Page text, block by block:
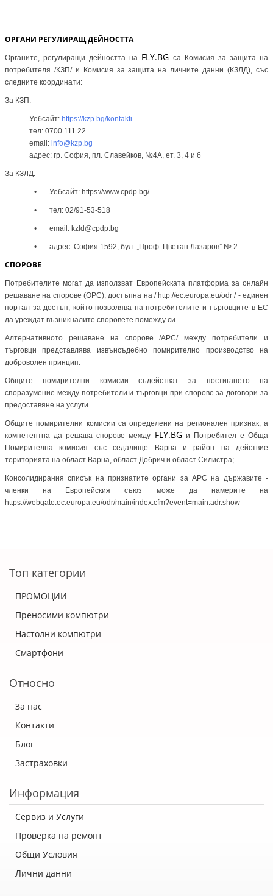
ОРГАНИ РЕГУЛИРАЩ ДЕЙНОСТТА
Органите, регулиращи дейността на FLY.BG са Комисия за защита на
потребителя /КЗП/ и Комисия за защита на личните данни (КЗЛД), със
следните координати:
За КЗП:
Уебсайт: https://kzp.bg/kontakti
тел: 0700 111 22
email: info@kzp.bg
адрес: гр. София, пл. Славейков, №4А, ет. 3, 4 и 6
За КЗЛД:
• Уебсайт: https://www.cpdp.bg/
• тел: 02/91-53-518
• email: kzld@cpdp.bg
• адрес: София 1592, бул. „Проф. Цветан Лазаров” № 2
СПОРОВЕ
Потребителите могат да използват Европейската платформа за онлайн
решаване на спорове (ОРС), достъпна на / http://ec.europa.eu/odr / - единен
портал за достъп, който позволява на потребителите и търговците в ЕС
да уреждат възникналите споровете помежду си.
Алтернативното решаване на спорове /АРС/ между потребители и
търговци представлява извънсъдебно помирително производство на
доброволен принцип.
Общите помирителни комисии съдействат за постигането на
споразумение между потребители и търговци при спорове за договори за
предоставяне на услуги.
Общите помирителни комисии са определени на регионален признак, а
компетентна да решава спорове между FLY.BGи Потребител е Обща
Помирителна комисия със седалище Варна и район на действие
територията на област Варна, област Добрич и област Силистра;
Консолидирания списък на признатите органи за АРС на държавите -
членки на Европейския съюз може да намерите на
https://webgate.ec.europa.eu/odr/main/index.cfm?event=main.adr.show
Топ категории
ПРОМОЦИИ
Преносими компютри
Настолни компютри
Смартфони
Относно
За нас
Контакти
Блог
Застраховки
Информация
Сервиз и Услуги
Проверка на ремонт
Общи Условия
Лични данни